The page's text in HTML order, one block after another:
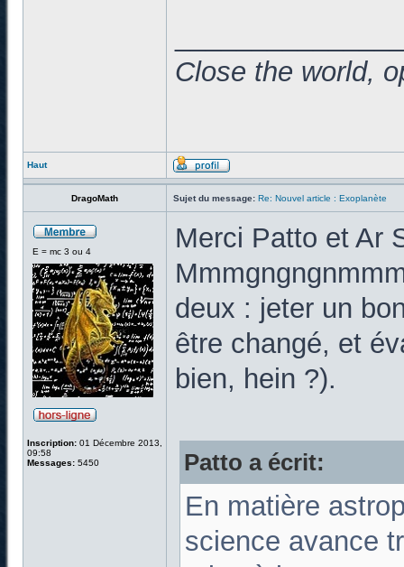
Close the world,
Haut
DragoMath Sujet du message: Re: Nouvel article : Exoplanète
E = mc 3 ou 4
Inscription: 01 Décembre 2013,
09:58
Messages: 5450
Merci Patto et Ar
deux : jeter un
être changé, et
bien, hein ?).
Patto a écrit:
En matière
science avance